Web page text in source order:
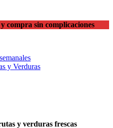
compra sin complicaciones
y Verduras
y verduras frescas